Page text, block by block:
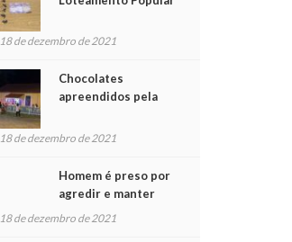
18 de dezembro de 2021
Chocolates
apreendidos pela
para crianças na
18 de dezembro de 2021
Homem é preso por
agredir e manter
mulher em cárcere
18 de dezembro de 2021